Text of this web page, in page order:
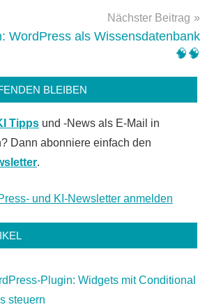
Nächster Beitrag
WordPress als Wissensdatenbank
🧠🧠
BLEIBEN
Tipps und -News als E-Mail in
Dann abonniere einfach den
.
Plugin: Widgets mit Conditional
steuern